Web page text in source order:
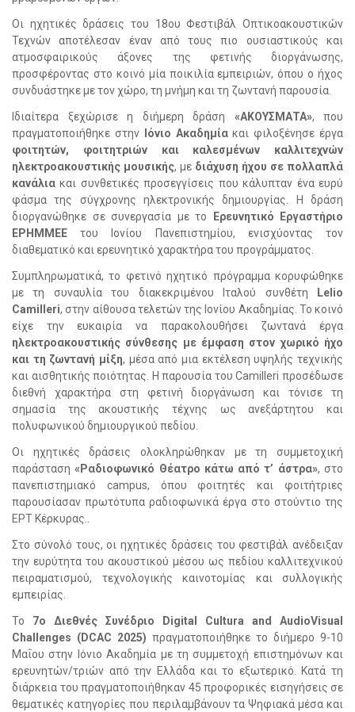
Οι ηχητικές δράσεις του 18ου Φεστιβάλ Οπτικοακουστικών
Τεχνών αποτέλεσαν έναν από τους πιο ουσιαστικούς και
ατμοσφαιρικούς άξονες της φετινής διοργάνωσης,
προσφέροντας στο κοινό μία ποικιλία εμπειριών, όπου ο ήχος
συνδυάστηκε με τον χώρο, τη μνήμη και τη ζωντανή παρουσία.
Ιδιαίτερα ξεχώρισε η διήμερη δράση «ΑΚΟΥΣΜΑΤΑ», που
πραγματοποιήθηκε στην
Ιόνιο Ακαδημίακαι φιλοξένησε έργα
φοιτητών, φοιτητριών και καλεσμένων καλλιτεχνών
ηλεκτροακουστικής μουσικής, με διάχυση ήχου σε πολλαπλά
κανάλια και συνθετικές προσεγγίσεις που κάλυπταν ένα ευρύ
φάσμα της σύγχρονης ηλεκτρονικής δημιουργίας. Η δράση
διοργανώθηκε σε συνεργασία με το
Ερευνητικό Εργαστήριο
ΕΡΗΜΜΕΕ του Ιονίου Πανεπιστημίου, ενισχύοντας τον
διαθεματικό και ερευνητικό χαρακτήρα του προγράμματος.
Συμπληρωματικά, το φετινό ηχητικό πρόγραμμα κορυφώθηκε
με τη συναυλία του διακεκριμένου Ιταλού συνθέτη
Lelio
Camilleri, στην αίθουσα τελετών της Ιονίου Ακαδημίας. Το κοινό
είχε την ευκαιρία να παρακολουθήσει ζωντανά έργα
ηλεκτροακουστικής σύνθεσης με έμφαση στον χωρικό ήχο
και τη ζωντανή μίξη, μέσα από μια εκτέλεση υψηλής τεχνικής
και αισθητικής ποιότητας. Η παρουσία του Camilleri προσέδωσε
διεθνή χαρακτήρα στη φετινή διοργάνωση και τόνισε τη
σημασία της ακουστικής τέχνης ως ανεξάρτητου και
πολυφωνικού δημιουργικού πεδίου.
Οι ηχητικές δράσεις ολοκληρώθηκαν με τη συμμετοχική
παράσταση«Ραδιοφωνικό Θέατρο κάτω από τ’ άστρα», στο
πανεπιστημιακό campus, όπου φοιτητές και φοιτήτριες
παρουσίασαν πρωτότυπα ραδιοφωνικά έργα στο στούντιο της
ΕΡΤ Κέρκυρας..
Στο σύνολό τους, οι ηχητικές δράσεις του φεστιβάλ ανέδειξαν
την ευρύτητα του ακουστικού μέσου ως πεδίου καλλιτεχνικού
πειραματισμού, τεχνολογικής καινοτομίας και συλλογικής
εμπειρίας.
Το 7ο Διεθνές Συνέδριο Digital Cultura and AudioVisual
Challenges (DCAC 2025) πραγματοποιήθηκε το διήμερο 9-10
Μαΐου στην Ιόνιο Ακαδημία με τη συμμετοχή επιστημόνων και
ερευνητών/τριών από την Ελλάδα και το εξωτερικό. Κατά τη
διάρκεια του πραγματοποιήθηκαν 45 προφορικές εισηγήσεις σε
θεματικές κατηγορίες που περιλαμβάνουν τα Ψηφιακά μέσα και